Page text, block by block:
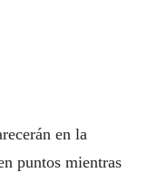
en la
puntos mientras